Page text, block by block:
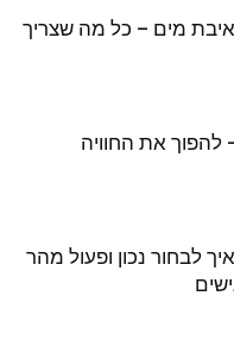
מים – כל מה שצריך
את החוויה
לבחור נכון ופעול מהר